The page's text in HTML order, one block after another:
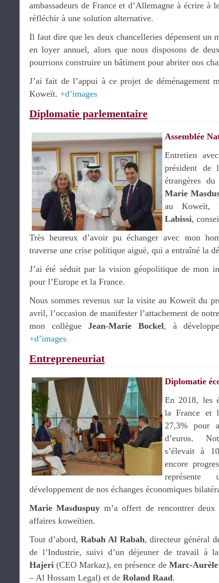
ambassadeurs de France et d’Allemagne à écrire à
réfléchir à une solution alternative.
Il faut dire que les deux chancelleries dépensent un
en loyer annuel, alors que nous disposons de
pourrions construire un bâtiment pour abriter nos
J’ai fait de l’appui à ce projet de déménagement
Koweït. +d’images
Diplomatie parlementaire
Assemblée
Entretien
président de
étrangères
Marie
au Koweït,
Labissi,
Très heureux d’avoir pu échanger avec mon
traverse une crise politique aiguë, qui a entraîné la
J’ai été séduit par la vision géopolitique de mon
pour l’Europe et la France.
Nous sommes revenus sur la visite au Koweït du
avril, l’occasion de manifester l’attachement de
mon collègueJean-Marie Bockel, à
+d’images
Entrepreneuriat
Diplomatie
En 2018, les
la France et
27,3% pour
d’euros.
s’élevait à
encore
développement de nos échanges économiques
Marie Masduspuy m’a offert de rencontrer deux
affaires koweïtien.
Tout d’abord,Rabah Al Rabah, directeur général
de l’Industrie, suivi d’un déjeuner de travail à
Hajeri (CEO Markaz), en présence de Marc-
– Al Hossam Legal) et de Roland Raad.